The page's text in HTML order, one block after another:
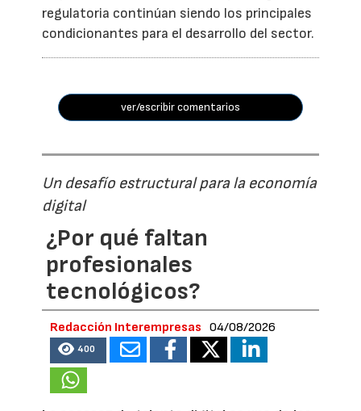
regulatoria continúan siendo los principales
condicionantes para el desarrollo del sector.
ver/escribir comentarios
Un desafío estructural para la economía
digital
¿Por qué faltan
profesionales
tecnológicos?
Redacción Interempresas 04/08/2026
400